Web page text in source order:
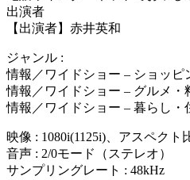
出演者
【出演者】赤井英和
ジャンル :
情報／ワイドショー – ショッピ
情報／ワイドショー – グルメ・
情報／ワイドショー – 暮らし・
映像 : 1080i(1125i)、アスペクト
音声 : 2/0モード（ステレオ）
サンプリングレート : 48kHz